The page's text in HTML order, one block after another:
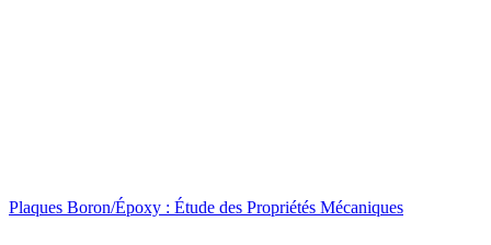
Plaques Boron/Époxy : Étude des Propriétés Mécaniques